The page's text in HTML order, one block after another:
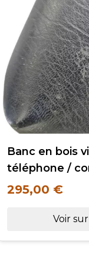
Banc en bois
téléphone /
295,00 €
Voir